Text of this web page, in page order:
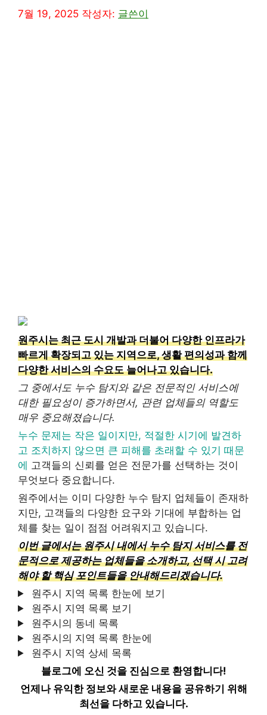
7월 19, 2025 작성자: 글쓴이
원주시는 최근 도시 개발과 더불어 다양한 인프라가
빠르게 확장되고 있는 지역으로, 생활 편의성과 함께
다양한 서비스의 수요도 늘어나고 있습니다.
그 중에서도 누수 탐지와 같은 전문적인 서비스에
대한 필요성이 증가하면서, 관련 업체들의 역할도
매우 중요해졌습니다.
누수 문제는 작은 일이지만, 적절한 시기에 발견하
고 조치하지 않으면 큰 피해를 초래할 수 있기 때문
에 고객들의 신뢰를 얻은 전문가를 선택하는 것이
무엇보다 중요합니다.
원주에서는 이미 다양한 누수 탐지 업체들이 존재하
지만, 고객들의 다양한 요구와 기대에 부합하는 업
체를 찾는 일이 점점 어려워지고 있습니다.
이번 글에서는 원주시 내에서 누수 탐지 서비스를 전
문적으로 제공하는 업체들을 소개하고, 선택 시 고려
해야 할 핵심 포인트들을 안내해드리겠습니다.
원주시 지역 목록 한눈에 보기
원주시 지역 목록 보기
원주시의 동네 목록
원주시의 지역 목록 한눈에
원주시 지역 상세 목록
블로그에 오신 것을 진심으로 환영합니다!
언제나 유익한 정보와 새로운 내용을 공유하기 위해
최선을 다하고 있습니다.